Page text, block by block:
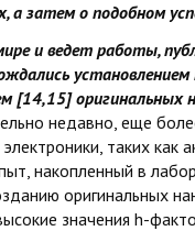
а затем о подобном
и ведет работы,
оригинальных
недавно, еще
таких как
накопленный в
оригинальных
значения h-